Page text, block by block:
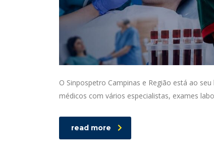
O Sinpospetro Campinas e Região está ao
médicos com vários especialistas, exames
read more